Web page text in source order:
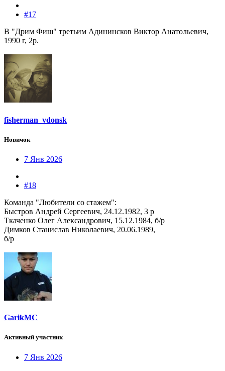
#17
В "Дрим Фиш" третьим Адининсков Виктор Анатольевич,
1990 г, 2р.
fisherman_vdonsk
Новичок
7 Янв 2026
#18
Команда "Любители со стажем":
Быстров Андрей Сергеевич, 24.12.1982, 3 р
Ткаченко Олег Александрович, 15.12.1984, б/р
Димков Станислав Николаевич, 20.06.1989,
б/р
GarikMC
Активный участник
7 Янв 2026